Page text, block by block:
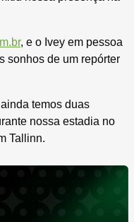
, e o Ivey em pessoa
sonhos de um repórter
temos duas
nossa estadia no
Tallinn.